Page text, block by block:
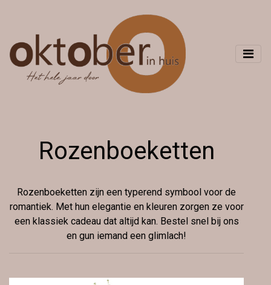
Rozenboeketten
Rozenboeketten zijn een typerend symbool voor de
romantiek. Met hun elegantie en kleuren zorgen ze voor
een klassiek cadeau dat altijd kan. Bestel snel bij ons
en gun iemand een glimlach!